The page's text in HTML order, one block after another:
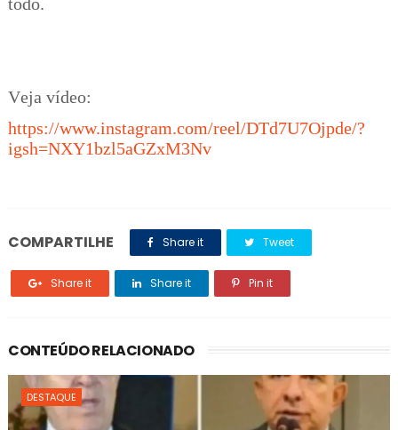
Veja vídeo:
https://www.instagram.com/reel/DTd7U7Ojpde/?
igsh=NXY1bzl5aGZxM3Nv
COMPARTILHE Share it Tweet
Share it Share it Pin it
CONTEÚDO RELACIONADO
DESTAQUE